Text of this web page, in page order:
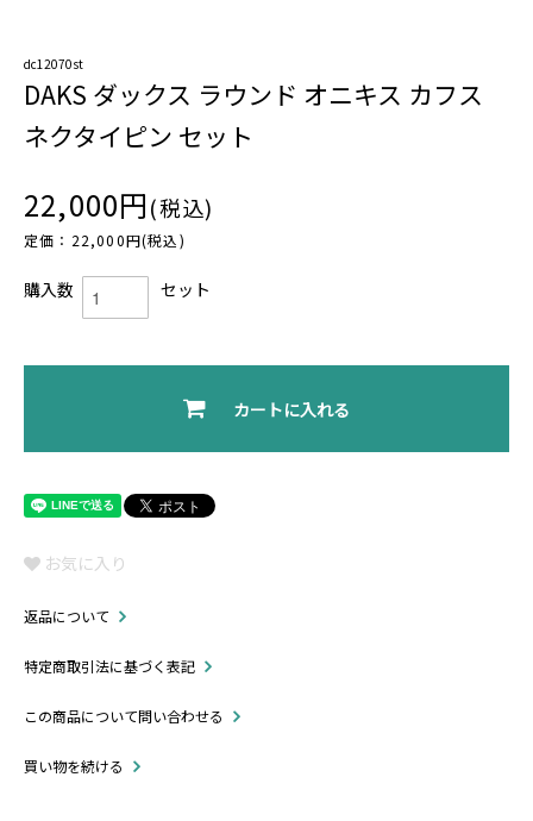
dc12070st
DAKS ダックス ラウンド オニキス カフス
ネクタイピン セット
22,000円(税込)
定価：22,000円(税込)
購入数 セット
カートに入れる
お気に入り
返品について
特定商取引法に基づく表記
この商品について問い合わせる
買い物を続ける